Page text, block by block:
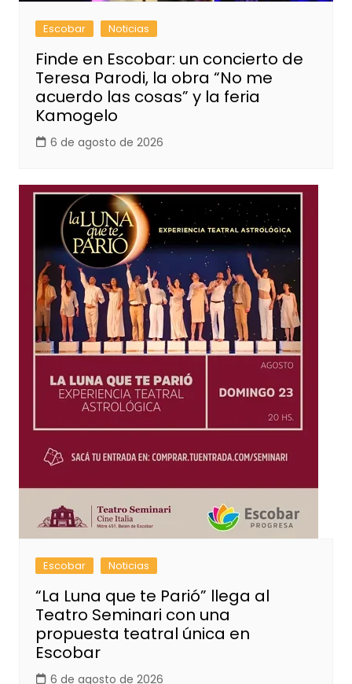
Escobar Noticias
Finde en Escobar: un concierto de
Teresa Parodi, la obra “No me
acuerdo las cosas” y la feria
Kamogelo
6 de agosto de 2026
Escobar Noticias
“La Luna que te Parió” llega al
Teatro Seminari con una
propuesta teatral única en
Escobar
6 de agosto de 2026